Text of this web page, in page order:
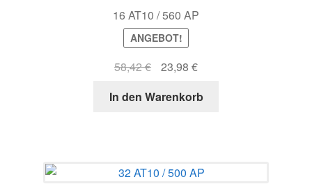
16 AT10 / 560 AP
ANGEBOT!
58,42€
Ursprünglicher
war:
23,98 €Aktueller
ist:
In den Warenkorb